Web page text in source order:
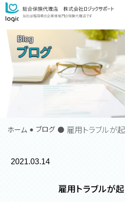
Blog
ブログ
ホーム ブログ ● 雇用トラブルが起
2021.03.14
雇用トラブルが起